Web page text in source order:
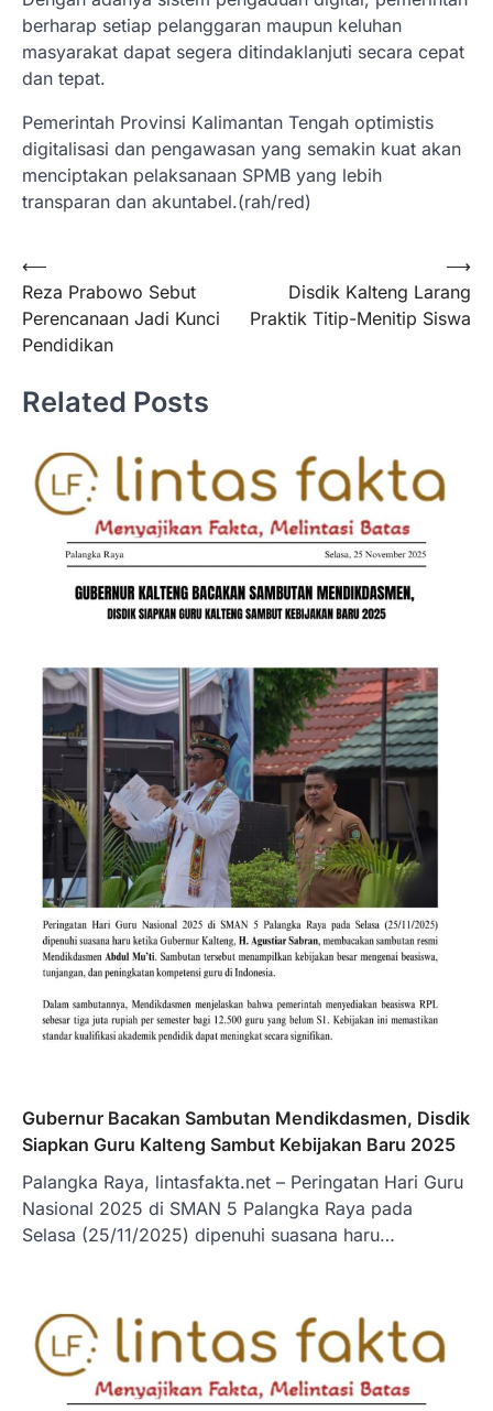
berharap setiap pelanggaran maupun keluhan
masyarakat dapat segera ditindaklanjuti secara cepat
dan tepat.
Pemerintah Provinsi Kalimantan Tengah optimistis
digitalisasi dan pengawasan yang semakin kuat akan
menciptakan pelaksanaan SPMB yang lebih
transparan dan akuntabel.(rah/red)
Navigasi
pos
⟵
Reza Prabowo Sebut
Perencanaan Jadi Kunci
Pendidikan
Disdik Kalteng Larang
Praktik Titip-Menitip Siswa
⟶
Related Posts
Gubernur Bacakan Sambutan Mendikdasmen, Disdik
Siapkan Guru Kalteng Sambut Kebijakan Baru 2025
Palangka Raya, lintasfakta.net – Peringatan Hari Guru
Nasional 2025 di SMAN 5 Palangka Raya pada
Selasa (25/11/2025) dipenuhi suasana haru…